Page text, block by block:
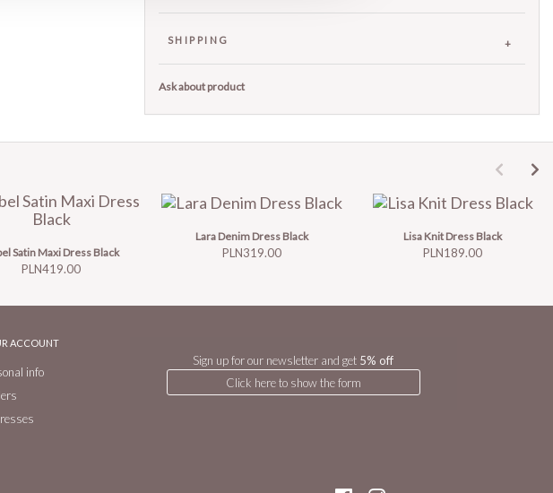
SHIPPING
Ask about product
Satin Maxi Dress Black
Price
PLN419.00
Lara Denim Dress Black
Price
PLN319.00
Lisa Knit Dress Black
Price
PLN189.00
ACCOUNT
info
Sign up for our newsletter and get 5% off
Click here to show the form